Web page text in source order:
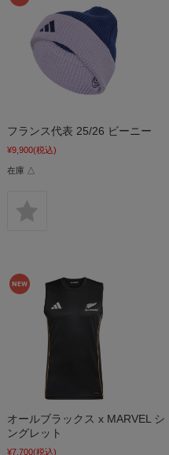
フランス代表 25/26 ビーニー
¥9,900(税込)
在庫 △
オールブラックス x MARVEL シ
ングレット
¥7,700(税込)